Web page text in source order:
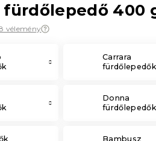
fürdőlepedő 400
vélemény
Carrara
fürdőlepedők
Donna
fürdőlepedők
Bambusz